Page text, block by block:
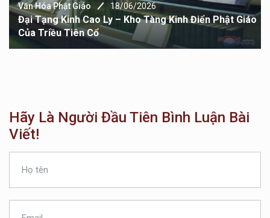
Văn Hóa Phật Giáo 18/06/2026
Đại Tạng Kinh Cao Ly – Kho Tàng Kinh Điển Phật Giáo
Của Triều Tiên Cổ
Hãy Là Người Đầu Tiên Bình Luận Bài
Viết!